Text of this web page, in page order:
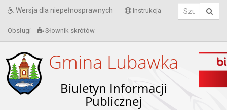
Wersja dla niepełnosprawnych Instrukcja
Obsługi Słownik skrótów
Gmina Lubawka
Biuletyn Informacji
Publicznej